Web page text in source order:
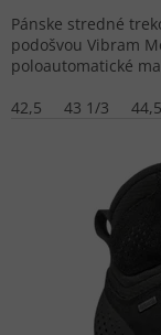
Pánske stredné
podošvou Vibram
poloautomatické
42,5
43 1/3 44,5